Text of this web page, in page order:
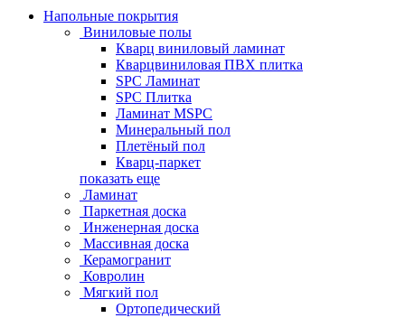
Напольные покрытия
Виниловые полы
Кварц виниловый ламинат
Кварцвиниловая ПВХ плитка
SPC Ламинат
SPC Плитка
Ламинат MSPC
Минеральный пол
Плетёный пол
Кварц-паркет
показать еще
Ламинат
Паркетная доска
Инженерная доска
Массивная доска
Керамогранит
Ковролин
Мягкий пол
Ортопедический